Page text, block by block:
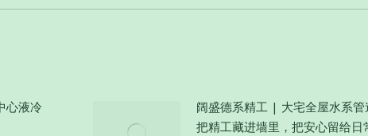
的
心液冷
阔盛德系精工 | 大宅全屋水系管
把精工藏进墙里，把安心留给日